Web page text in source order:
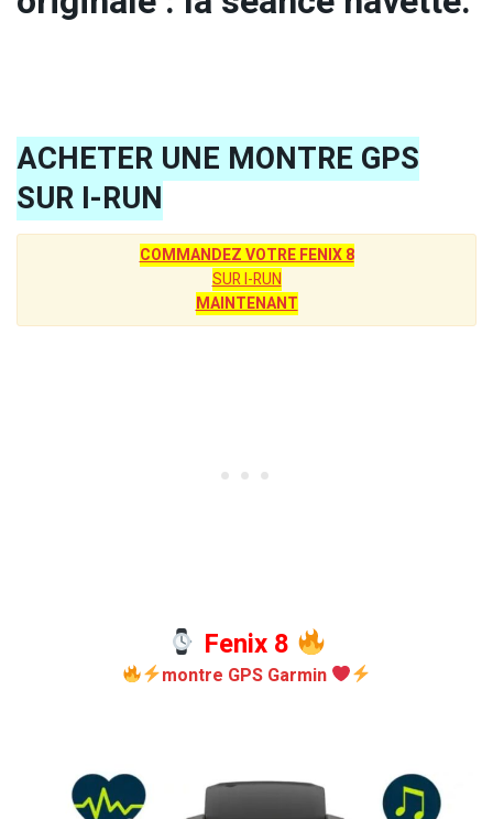
ACHETER UNE MONTRE GPS
SUR I-RUN
COMMANDEZ VOTRE FENIX 8
SUR I-RUN
MAINTENANT
Fenix 8
montre GPS Garmin